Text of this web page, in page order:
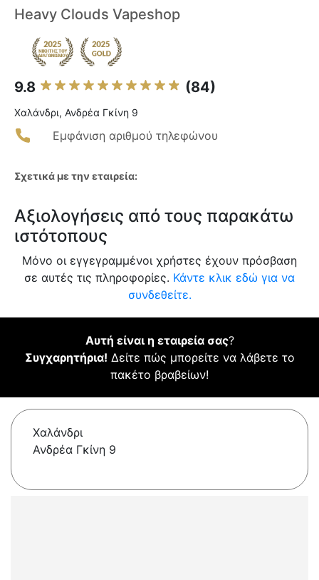
Heavy Clouds Vapeshop
9.8 (84)
Χαλάνδρι, Ανδρέα Γκίνη 9
Εμφάνιση αριθμού τηλεφώνου
Σχετικά με την εταιρεία:
Αξιολογήσεις από τους παρακάτω
ιστότοπους
Μόνο οι εγγεγραμμένοι χρήστες έχουν πρόσβαση
σε αυτές τις πληροφορίες. Κάντε κλικ εδώ για να
συνδεθείτε.
Αυτή είναι η εταιρεία σας?
Συγχαρητήρια! Δείτε πώς μπορείτε να λάβετε το
πακέτο βραβείων!
Χαλάνδρι
Ανδρέα Γκίνη 9